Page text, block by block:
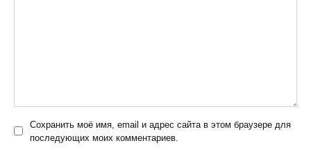
Сохранить моё имя, email и адрес сайта в этом браузере для
последующих моих комментариев.